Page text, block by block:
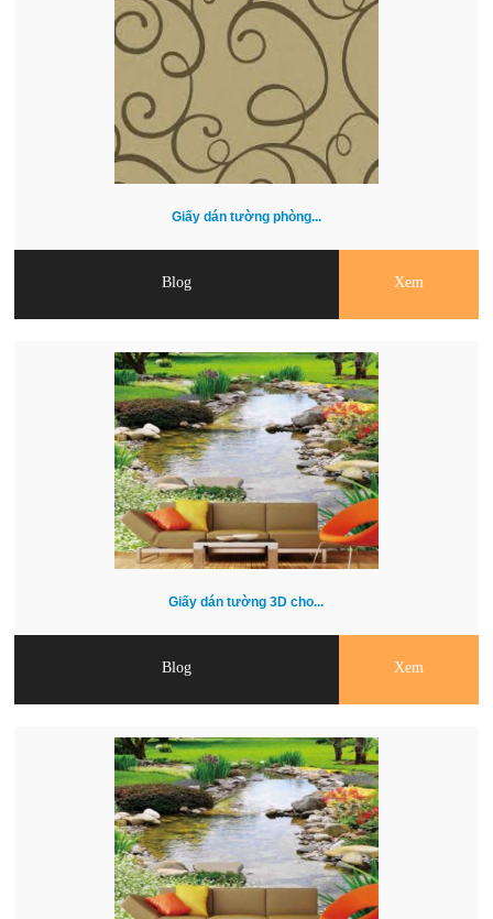
Giấy dán tường phòng...
Blog Xem
Giấy dán tường 3D cho...
Blog Xem